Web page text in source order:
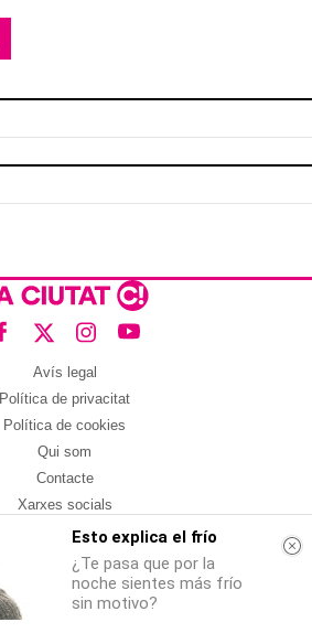
Avís legal
Política de privacitat
Política de cookies
Qui som
Contacte
Xarxes socials
Amb col·laboració de:Esto explica el frío
¿Te pasa que por la
noche sientes más frío
sin motivo?